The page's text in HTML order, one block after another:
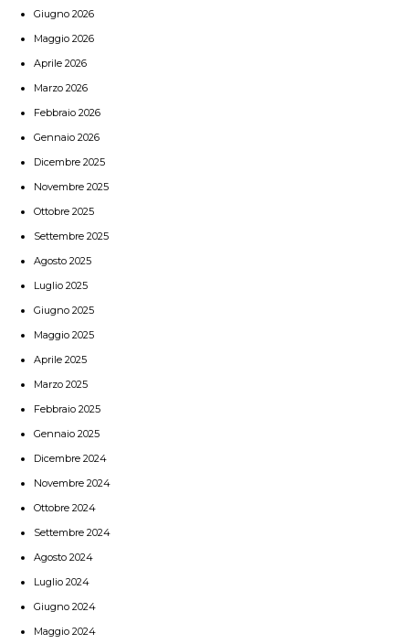
Giugno 2026
Maggio 2026
Aprile 2026
Marzo 2026
Febbraio 2026
Gennaio 2026
Dicembre 2025
Novembre 2025
Ottobre 2025
Settembre 2025
Agosto 2025
Luglio 2025
Giugno 2025
Maggio 2025
Aprile 2025
Marzo 2025
Febbraio 2025
Gennaio 2025
Dicembre 2024
Novembre 2024
Ottobre 2024
Settembre 2024
Agosto 2024
Luglio 2024
Giugno 2024
Maggio 2024